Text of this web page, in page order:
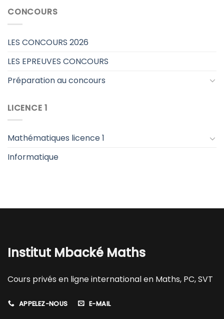
CONCOURS
LES CONCOURS 2026
LES EPREUVES CONCOURS
Préparation au concours
LICENCE 1
Mathématiques licence 1
Informatique
Institut Mbacké Maths
Cours privés en ligne international en Maths, PC, SVT
APPELEZ-NOUS E-MAIL